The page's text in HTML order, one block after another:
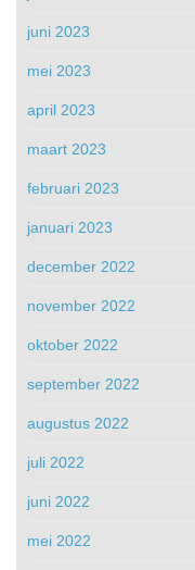
juni 2023
mei 2023
april 2023
maart 2023
februari 2023
januari 2023
december 2022
november 2022
oktober 2022
september 2022
augustus 2022
juli 2022
juni 2022
mei 2022